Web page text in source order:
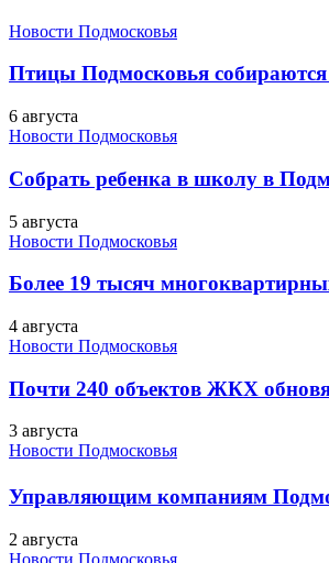
Новости Подмосковья
Птицы Подмосковья
6 августа
Новости Подмосковья
Собрать ребенка в школу в
5 августа
Новости Подмосковья
Более 19 тысяч
4 августа
Новости Подмосковья
Почти 240 объектов ЖКХ
3 августа
Новости Подмосковья
Управляющим компаниям
2 августа
Новости Подмосковья